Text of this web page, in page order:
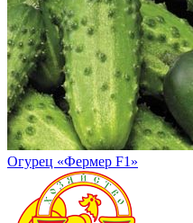
Огурец «Фермер F1»